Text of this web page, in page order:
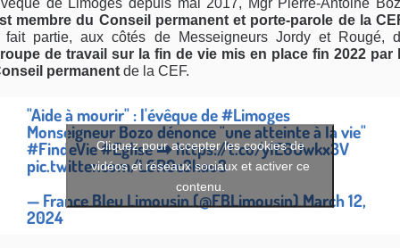
de Limoges depuis mai 2017, Mgr Pierre-Antoine
membre du Conseil permanent et porte-parole de la
fait partie, aux côtés de Messeigneurs Jordy et Rougé,
de travail sur la fin de vie mis en place fin 2022 par
permanent de la CEF.
"Aide à mourir" : l'évêque de#Limoges
Monseigneur Bozo dénonce "une atteinte à la vie"
#FindeVie#Eglise➡️https://t.co/yIE6Uwkx3V
pic.twitter.com/L6R0c3hau3
— France Bleu Limousin (@FBLimousin)March 12,
2024
Cliquez pour accepter les cookies de
vidéos et réseaux sociaux et activer ce
contenu.